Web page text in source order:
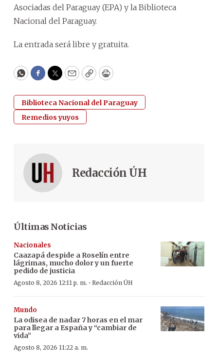
Asociadas del Paraguay (EPA) y la Biblioteca
Nacional del Paraguay.
La entrada será libre y gratuita.
WhatsApp
Facebook
Twitter
EmailCopyPrint
Biblioteca Nacional del Paraguay
Remedios yuyos
Redacción ÚH
Últimas Noticias
Nacionales
Caazapá despide a Roselín entre
lágrimas, mucho dolor y un fuerte
pedido de justicia
Agosto 8, 2026 12:11 p. m. · Redacción ÚH
Mundo
La odisea de nadar 7 horas en el mar
para llegar a España y “cambiar de
vida”
Agosto 8, 2026 11:22 a. m.